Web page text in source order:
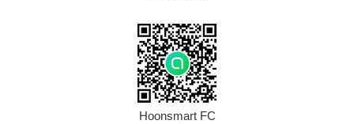
Hoonsmart FC